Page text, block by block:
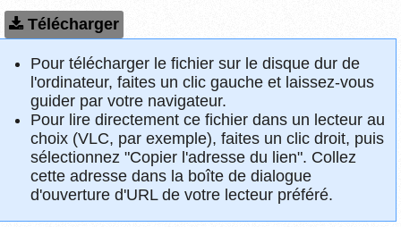
Télécharger
Pour télécharger le fichier sur le disque dur de
l'ordinateur, faites un clic gauche et laissez-vous
guider par votre navigateur.
Pour lire directement ce fichier dans un lecteur au
choix (VLC, par exemple), faites un clic droit, puis
sélectionnez "Copier l'adresse du lien". Collez
cette adresse dans la boîte de dialogue
d'ouverture d'URL de votre lecteur préféré.